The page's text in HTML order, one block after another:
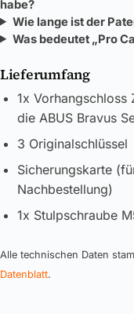
habe?
Wie lange ist der
Was bedeutet „Pro
Lieferumfang
1x
die ABUS Bravus
3 Originalschlüssel
Sicherungskarte
Nachbestellung)
1x Stulpschraube
Alle technischen Daten
Datenblatt.